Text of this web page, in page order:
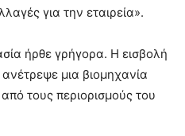
για την εταιρεία».
ήρθε γρήγορα. Η εισβολή
μια βιομηχανία
τους περιορισμούς του